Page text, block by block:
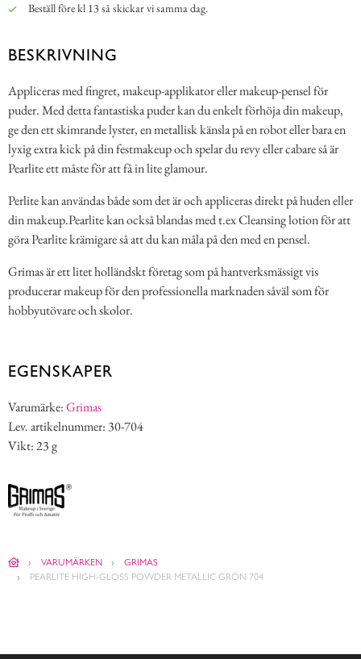
Beställ före kl 13 så skickar vi samma dag.
BESKRIVNING
Appliceras med fingret, makeup-applikator eller makeup-pensel för
puder. Med detta fantastiska puder kan du enkelt förhöja din makeup,
ge den ett skimrande lyster, en metallisk känsla på en robot eller bara en
lyxig extra kick på din festmakeup och spelar du revy eller cabare så är
Pearlite ett måste för att få in lite glamour.
Perlite kan användas både som det är och appliceras direkt på huden eller
din makeup.Pearlite kan också blandas med t.ex Cleansing lotion för att
göra Pearlite krämigare så att du kan måla på den med en pensel.
Grimas är ett litet holländskt företag som på hantverksmässigt vis
producerar makeup för den professionella marknaden såväl som för
hobbyutövare och skolor.
EGENSKAPER
Varumärke:Grimas
Lev. artikelnummer: 30-704
Vikt: 23 g
VARUMÄRKEN
GRIMAS
PEARLITE HIGH-GLOSS POWDER METALLIC GRÖN 704